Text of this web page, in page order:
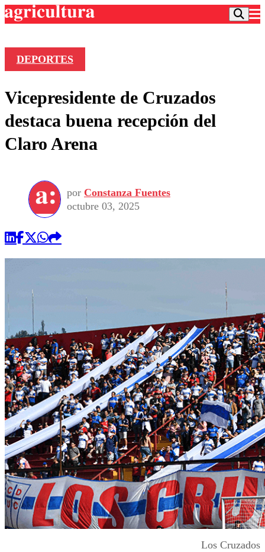
Frecuencias
Agricultura TV
Deportes
Colo Colo
Seleccion Chilena
Torneo Internacional
Universidad de Chile
Entretención
Economía
Internacional
Sustentabilidad
Publicaciones en medios
Opinión
DEPORTES
Vicepresidente de Cruzados
destaca buena recepción del
Claro Arena
por Constanza Fuentes
octubre 03, 2025
Los Cruzados